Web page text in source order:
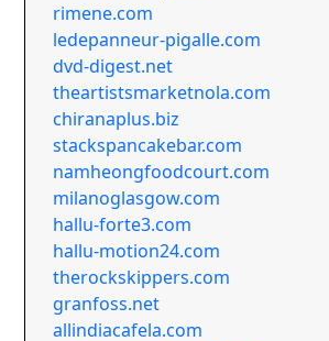
rimene.com
ledepanneur-pigalle.com
dvd-digest.net
theartistsmarketnola.com
chiranaplus.biz
stackspancakebar.com
namheongfoodcourt.com
milanoglasgow.com
hallu-forte3.com
hallu-motion24.com
therockskippers.com
granfoss.net
allindiacafela.com